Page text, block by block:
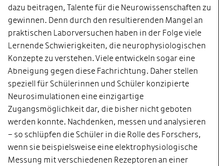
dazu beitragen, Talente für die Neurowissenschaften zu
gewinnen. Denn durch den resultierenden Mangel an
praktischen Laborversuchen haben in der Folge viele
Lernende Schwierigkeiten, die neurophysiologischen
Konzepte zu verstehen. Viele entwickeln sogar eine
Abneigung gegen diese Fachrichtung. Daher stellen
speziell für Schülerinnen und Schüler konzipierte
Neurosimulationen eine einzigartige
Zugangsmöglichkeit dar, die bisher nicht geboten
werden konnte. Nachdenken, messen und analysieren
– so schlüpfen die Schüler in die Rolle des Forschers,
wenn sie beispielsweise eine elektrophysiologische
Messung mit verschiedenen Rezeptoren an einer